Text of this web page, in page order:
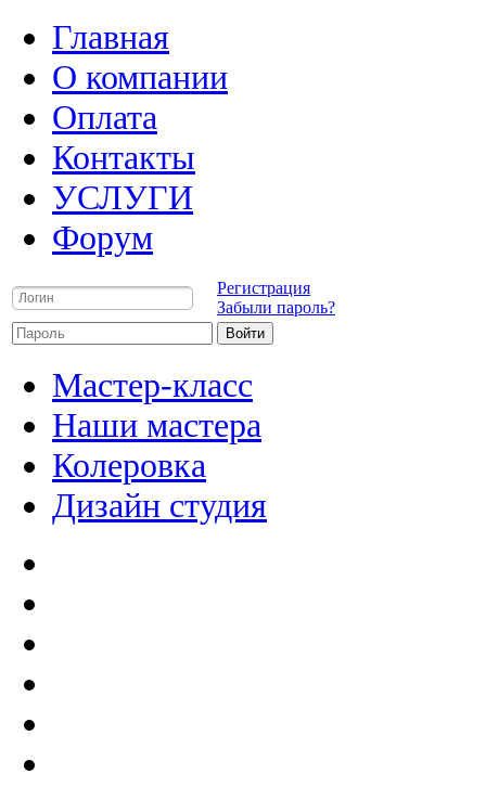
Главная
О компании
Оплата
Контакты
УСЛУГИ
Форум
Регистрация
Забыли пароль?
Мастер-класс
Наши мастера
Колеровка
Дизайн студия